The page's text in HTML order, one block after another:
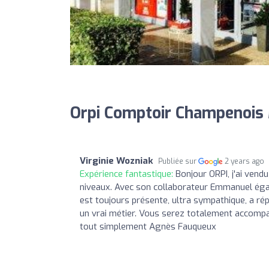
Orpi Comptoir
Virginie Wozniak Publiée sur 2 years ago
Expérience fantastique: Bonjour ORPI, j'ai
niveaux. Avec son collaborateur Emmanuel
est toujours présente, ultra sympathique, a
un vrai métier. Vous serez totalement
tout simplement Agnès Fauqueux